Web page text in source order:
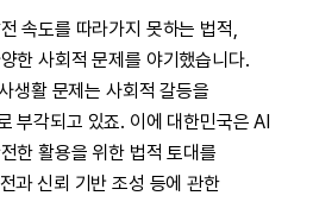
속도를 따라가지 못하는 법적,
한 사회적 문제를 야기했습니다.
생활 문제는 사회적 갈등을
부각되고 있죠. 이에 대한민국은 AI
한 활용을 위한 법적 토대를
과 신뢰 기반 조성 등에 관한